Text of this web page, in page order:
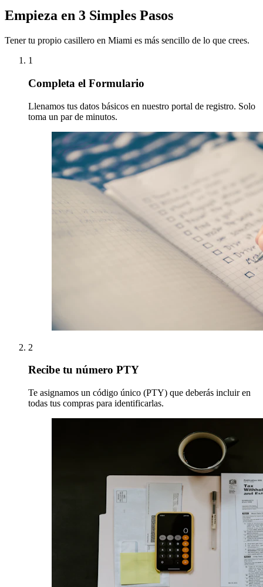
Empieza en 3 Simples Pasos
Tener tu propio casillero en Miami es más sencillo de lo que crees.
1
Completa el Formulario
Llenamos tus datos básicos en nuestro portal de registro. Solo
toma un par de minutos.
2
Recibe tu número PTY
Te asignamos un código único (PTY) que deberás incluir en
todas tus compras para identificarlas.